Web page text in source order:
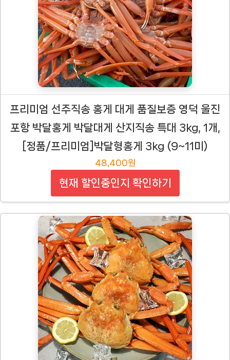
프리미엄 선주직송 홍게 대게 품질보증 영덕 울진
포항 박달홍게 박달대게 산지직송 특대 3kg, 1개,
[정품/프리미엄]박달형홍게 3kg (9~11미)
48,400원
현재 할인중인지 확인하기